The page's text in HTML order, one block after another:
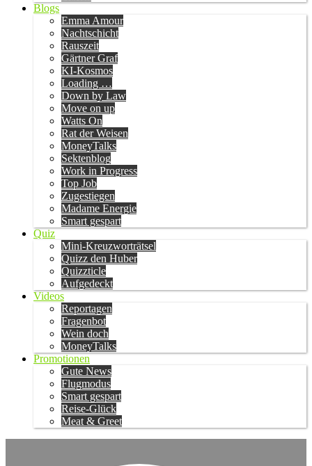
Blogs
Emma Amour
Nachtschicht
Rauszeit
Gärtner Graf
KI-Kosmos
Loading …
Down by Law
Move on up
Watts On
Rat der Weisen
MoneyTalks
Sektenblog
Work in Progress
Top Job
Zugestiegen
Madame Energie
Smart gespart
Quiz
Mini-Kreuzworträtsel
Quizz den Huber
Quizzticle
Aufgedeckt
Videos
Reportagen
Fragenbot
Wein doch
MoneyTalks
Promotionen
Gute News
Flugmodus
Smart gespart
Reise-Glück
Meat & Greet